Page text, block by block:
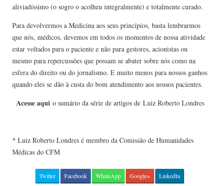
aliviadíssimo (o sogro o acolheu integralmente) e totalmente curado.
Para devolvermos a Medicina aos seus princípios, basta lembrarmos
que nós, médicos, devemos em todos os momentos de nossa atividade
estar voltados para o paciente e não para gestores, acionistas ou
mesmo para repercussões que possam se abater sobre nós como na
esfera do direito ou do jornalismo. E muito menos para nossos ganhos
quando eles se dão à custa do bom atendimento aos nossos pacientes.
Acesse aquio sumário da série de artigos de Luiz Roberto Londres
* Luiz Roberto Londres é membro da Comissão de Humanidades
Médicas do CFM
Twitter Facebook WhatsApp Google+ LinkedIn